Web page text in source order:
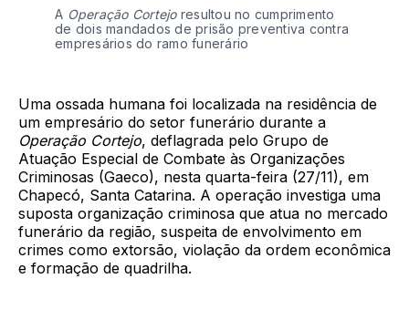
A Operação Cortejoresultou no cumprimento
de dois mandados de prisão preventiva contra
empresários do ramo funerário
Uma ossada humana foi localizada na residência de
um empresário do setor funerário durante a
Operação Cortejo, deflagrada pelo Grupo de
Atuação Especial de Combate às Organizações
Criminosas (Gaeco), nesta quarta-feira (27/11), em
Chapecó, Santa Catarina. A operação investiga uma
suposta organização criminosa que atua no mercado
funerário da região, suspeita de envolvimento em
crimes como extorsão, violação da ordem econômica
e formação de quadrilha.